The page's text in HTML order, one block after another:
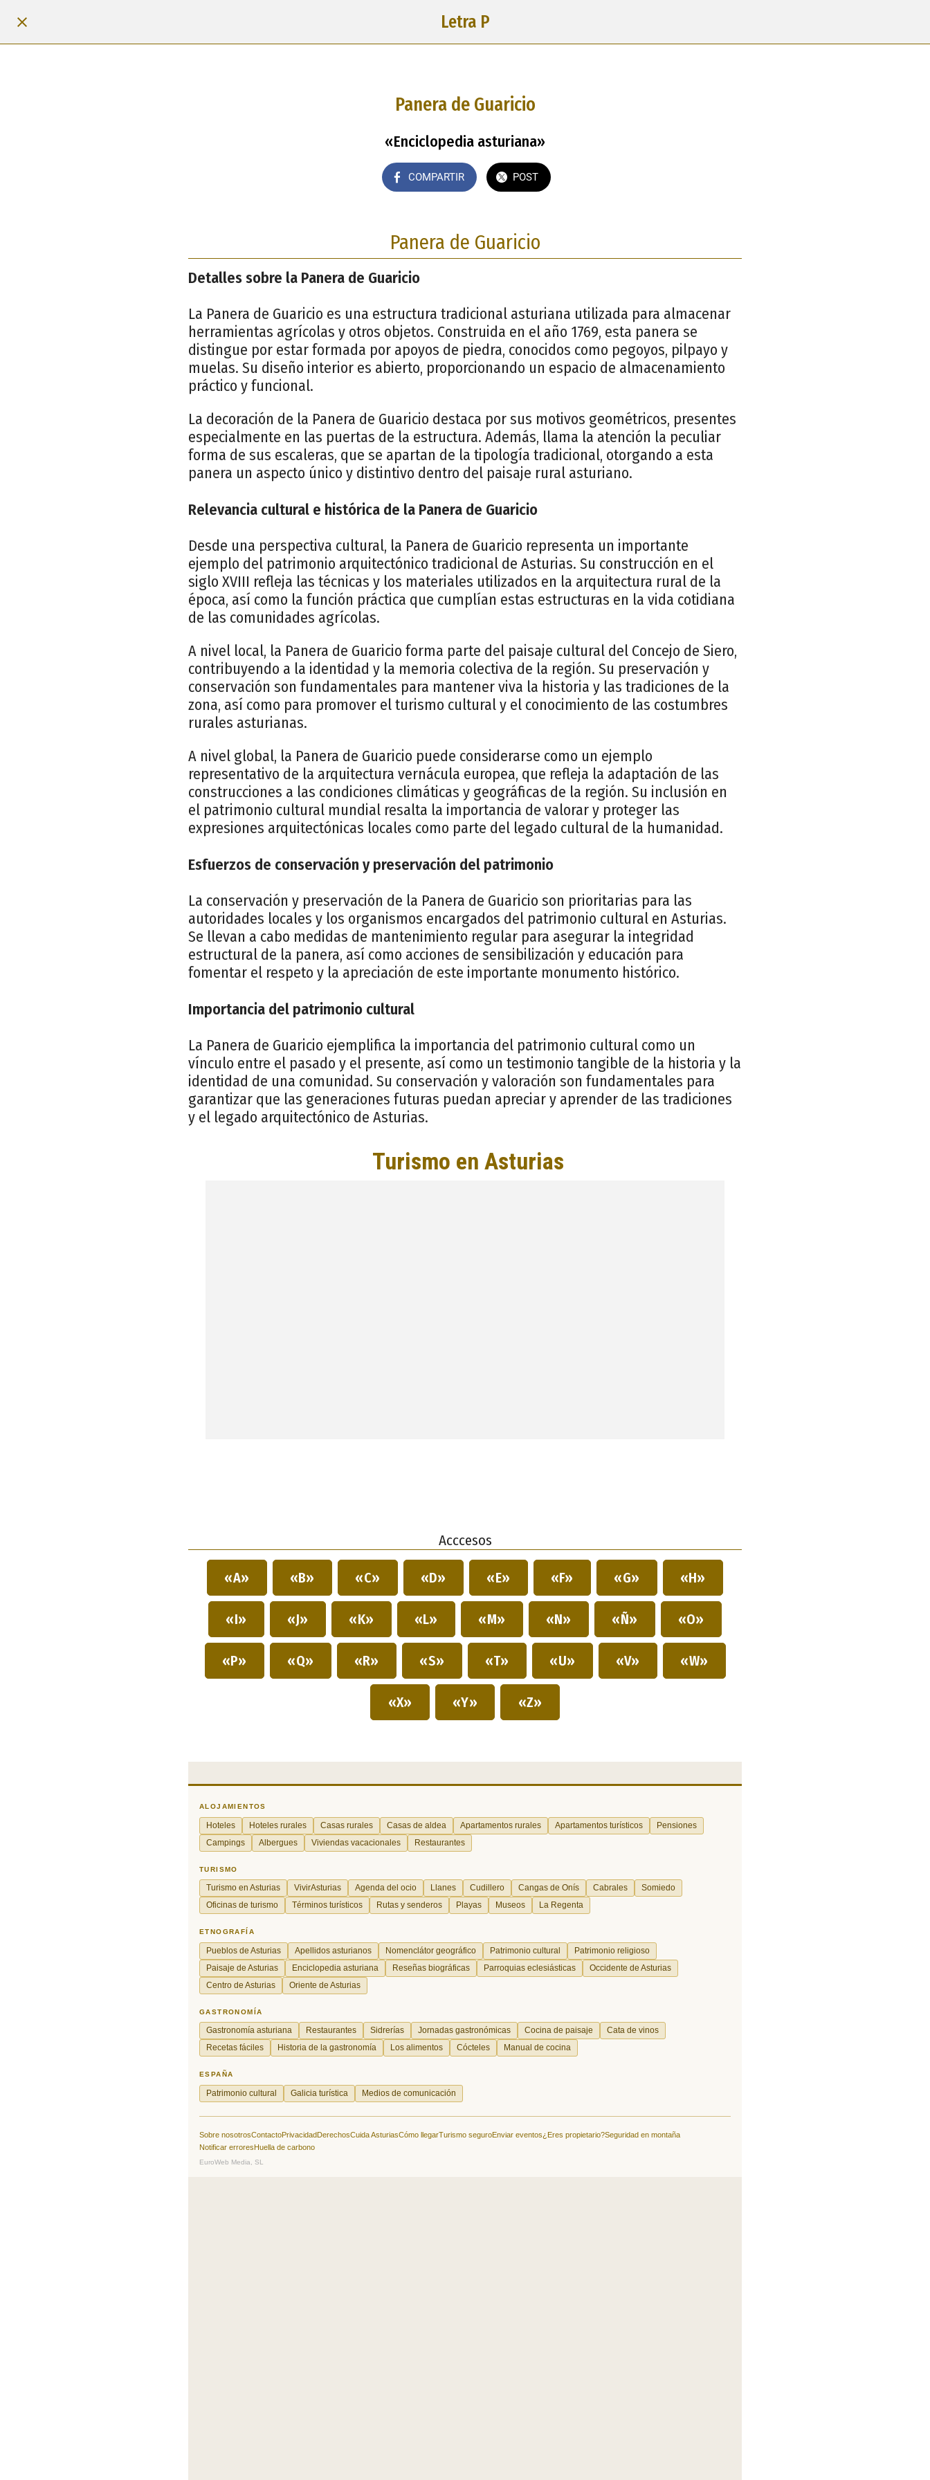
Letra P
Panera de Guaricio
«Enciclopedia asturiana»
COMPARTIR POST
Panera de Guaricio
Detalles sobre la Panera de Guaricio
La Panera de Guaricio es una estructura tradicional asturiana utilizada para almacenar
herramientas agrícolas y otros objetos. Construida en el año 1769, esta panera se
distingue por estar formada por apoyos de piedra, conocidos como pegoyos, pilpayo y
muelas. Su diseño interior es abierto, proporcionando un espacio de almacenamiento
práctico y funcional.
La decoración de la Panera de Guaricio destaca por sus motivos geométricos, presentes
especialmente en las puertas de la estructura. Además, llama la atención la peculiar
forma de sus escaleras, que se apartan de la tipología tradicional, otorgando a esta
panera un aspecto único y distintivo dentro del paisaje rural asturiano.
Relevancia cultural e histórica de la Panera de Guaricio
Desde una perspectiva cultural, la Panera de Guaricio representa un importante
ejemplo del patrimonio arquitectónico tradicional de Asturias. Su construcción en el
siglo XVIII refleja las técnicas y los materiales utilizados en la arquitectura rural de la
época, así como la función práctica que cumplían estas estructuras en la vida cotidiana
de las comunidades agrícolas.
A nivel local, la Panera de Guaricio forma parte del paisaje cultural del Concejo de Siero,
contribuyendo a la identidad y la memoria colectiva de la región. Su preservación y
conservación son fundamentales para mantener viva la historia y las tradiciones de la
zona, así como para promover el turismo cultural y el conocimiento de las costumbres
rurales asturianas.
A nivel global, la Panera de Guaricio puede considerarse como un ejemplo
representativo de la arquitectura vernácula europea, que refleja la adaptación de las
construcciones a las condiciones climáticas y geográficas de la región. Su inclusión en
el patrimonio cultural mundial resalta la importancia de valorar y proteger las
expresiones arquitectónicas locales como parte del legado cultural de la humanidad.
Esfuerzos de conservación y preservación del patrimonio
La conservación y preservación de la Panera de Guaricio son prioritarias para las
autoridades locales y los organismos encargados del patrimonio cultural en Asturias.
Se llevan a cabo medidas de mantenimiento regular para asegurar la integridad
estructural de la panera, así como acciones de sensibilización y educación para
fomentar el respeto y la apreciación de este importante monumento histórico.
Importancia del patrimonio cultural
La Panera de Guaricio ejemplifica la importancia del patrimonio cultural como un
vínculo entre el pasado y el presente, así como un testimonio tangible de la historia y la
identidad de una comunidad. Su conservación y valoración son fundamentales para
garantizar que las generaciones futuras puedan apreciar y aprender de las tradiciones
y el legado arquitectónico de Asturias.
Acccesos
«A» «B» «C» «D» «E» «F» «G» «H»
«I» «J» «K» «L» «M» «N» «Ñ» «O»
«P» «Q» «R» «S» «T» «U» «V» «W»
«X» «Y» «Z»